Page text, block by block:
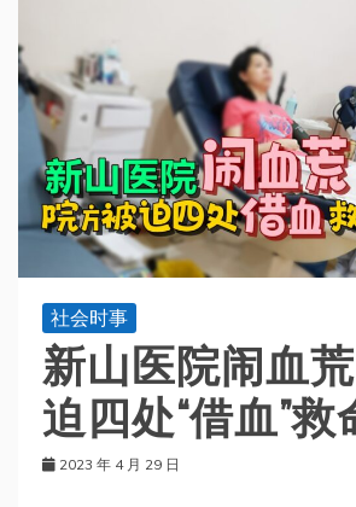
社会时事
新山医院闹血
迫四处“借血”救
2023 年 4 月 29 日